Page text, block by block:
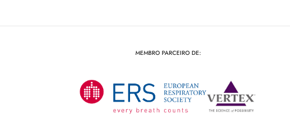
MEMBRO PARCEIRO DE: